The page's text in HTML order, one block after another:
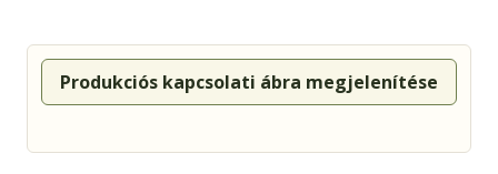
Produkciós kapcsolati ábra megjelenítése